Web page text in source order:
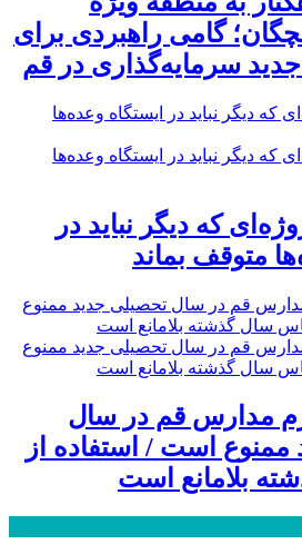
گامی راهبردی برای
سرمایه‌گذاری در قم
که دیگر نباید در
متوقف بماند
مدارس قم در سال
است / استفاده از
بلامانع است